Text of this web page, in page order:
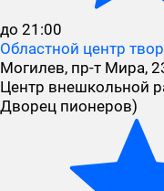
до 21:00
Областной центр
Могилев, пр-т Мира,
Центр внешкольной
Дворец пионеров)